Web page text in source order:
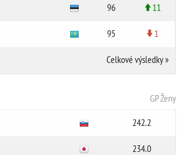
96 11
95 1
Celkové výsledky»
GP Ženy
242.2
234.0